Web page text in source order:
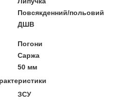
Повсякденний/польовий
ДШВ
Погони
Саржа
50 мм
ЗСУ